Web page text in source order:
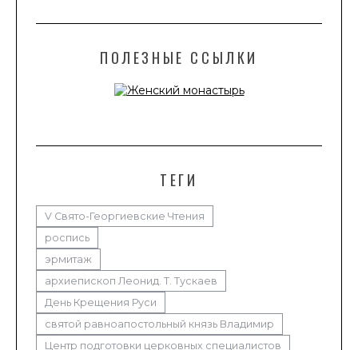
ПОЛЕЗНЫЕ ССЫЛКИ
ТЕГИ
V Свято-Георгиевские Чтения
роспись
эрмитаж
архиепископ Леонид. Т. Тускаев
День Крещения Руси
святой равноапостольный князь Владимир
Центр подготовки церковных специалистов